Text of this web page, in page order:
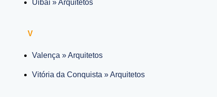
Uibaí » Arquitetos
V
Valença » Arquitetos
Vitória da Conquista » Arquitetos